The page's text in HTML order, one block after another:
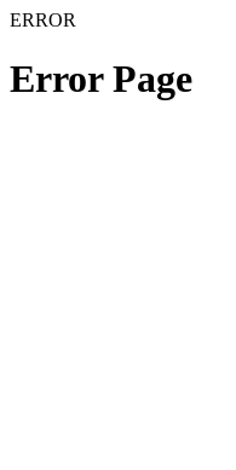
ERROR
Error Page